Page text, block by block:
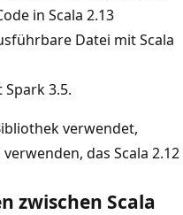
in Scala 2.13
Datei mit Scala
3.5.
verwendet,
das Scala 2.12
zwischen Scala